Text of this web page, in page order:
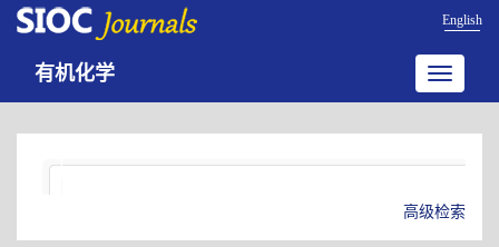
English
Toggle
有机化学
高级检索